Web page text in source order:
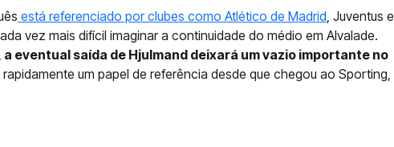
está referenciado por clubes como Atlético de Madrid , Juventus e
vez mais difícil imaginar a continuidade do médio em Alvalade.
a eventual saída de Hjulmand deixará um vazio importante no
rapidamente um papel de referência desde que chegou ao Sporting,